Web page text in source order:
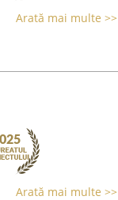
Arată mai multe >>
Arată mai multe >>